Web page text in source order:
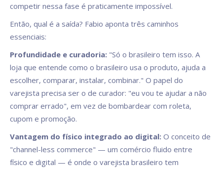
competir nessa fase é praticamente impossível.
Então, qual é a saída? Fabio aponta três caminhos
essenciais:
Profundidade e curadoria: "Só o brasileiro tem isso. A
loja que entende como o brasileiro usa o produto, ajuda a
escolher, comparar, instalar, combinar." O papel do
varejista precisa ser o de curador: "eu vou te ajudar a não
comprar errado", em vez de bombardear com roleta,
cupom e promoção.
Vantagem do físico integrado ao digital: O conceito de
"channel-less commerce" — um comércio fluido entre
físico e digital — é onde o varejista brasileiro tem